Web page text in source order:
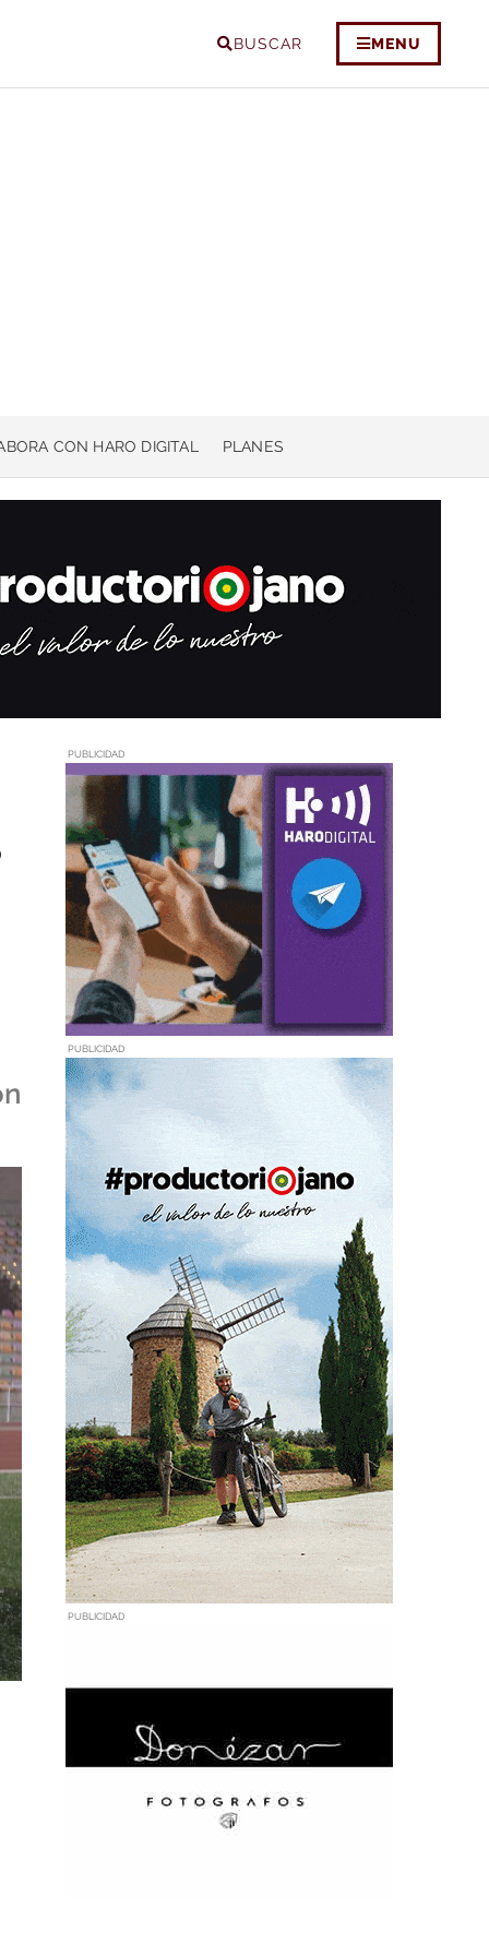
BUSCAR MENU
CON HARO DIGITAL PLANES
PUBLICIDAD
PUBLICIDAD
PUBLICIDAD